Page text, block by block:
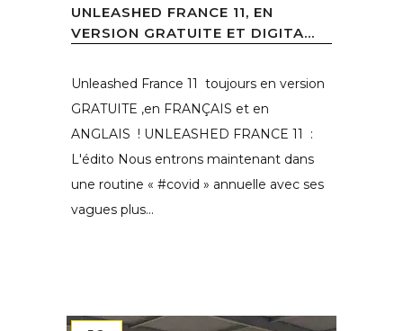
UNLEASHED FRANCE 11, EN
VERSION GRATUITE ET DIGITA...
Unleashed France 11 toujours en version
GRATUITE ,en FRANÇAIS et en
ANGLAIS ! UNLEASHED FRANCE 11 :
L'édito Nous entrons maintenant dans
une routine « #covid » annuelle avec ses
vagues plus...